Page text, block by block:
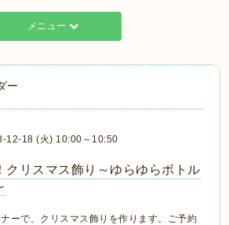
メニュー
ー
12-18 (火) 10:00～10:50
クリスマス飾り～ゆらゆらボトル
ーで、クリスマス飾りを作ります。ご予約